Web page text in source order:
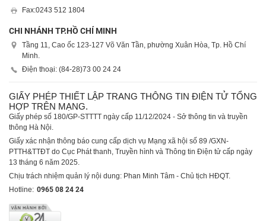
Fax:0243 512 1804
CHI NHÁNH TP.HỒ CHÍ MINH
Tầng 11, Cao ốc 123-127 Võ Văn Tần, phường Xuân Hòa, Tp. Hồ Chí
Minh.
Điện thoại: (84-28)73 00 24 24
GIẤY PHÉP THIẾT LẬP TRANG THÔNG TIN ĐIỆN TỬ TỔNG
HỢP TRÊN MẠNG.
Giấy phép số 180/GP-STTTT ngày cấp 11/12/2024 - Sở thông tin và truyền
thông Hà Nội.
Giấy xác nhận thông báo cung cấp dịch vụ Mạng xã hội số 89 /GXN-
PTTH&TTĐT do Cục Phát thanh, Truyền hình và Thông tin Điện tử cấp ngày
13 tháng 6 năm 2025.
Chịu trách nhiệm quản lý nội dung: Phan Minh Tâm - Chủ tịch HĐQT.
Hotline: 0965 08 24 24